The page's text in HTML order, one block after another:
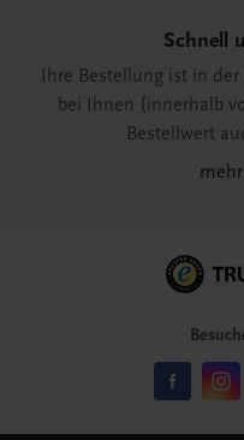
Schnell
Ihre Bestellung ist in
bei Ihnen (innerhalb
Bestellwert